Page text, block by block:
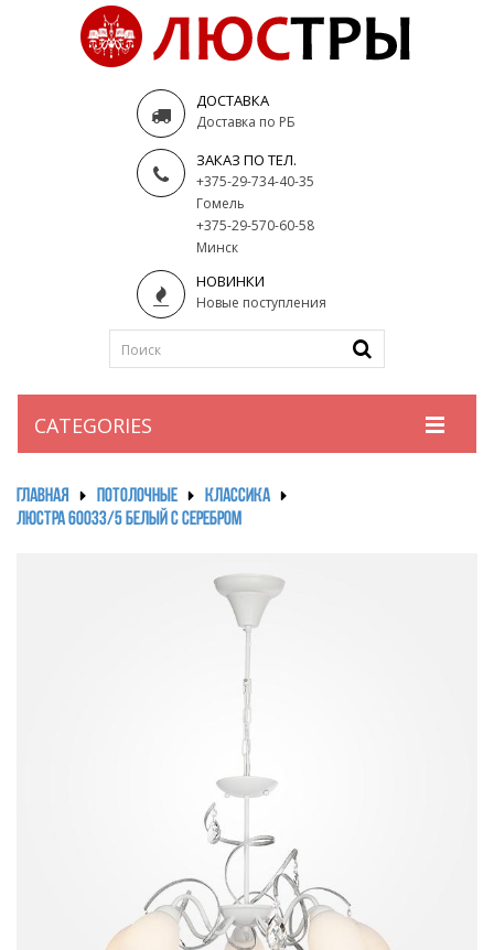
ДОСТАВКА
Доставка по РБ
ЗАКАЗ ПО ТЕЛ.
+375-29-734-40-35
Гомель
+375-29-570-60-58
Минск
НОВИНКИ
Новые поступления
CATEGORIES
ГЛАВНАЯ ПОТОЛОЧНЫЕ
КЛАССИКА
ЛЮСТРА 60033/5 БЕЛЫЙ С СЕРЕБРОМ